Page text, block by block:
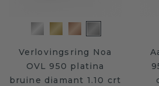
Verlovingsring Noa
OVL 950 platina
bruine diamant 1.10 crt